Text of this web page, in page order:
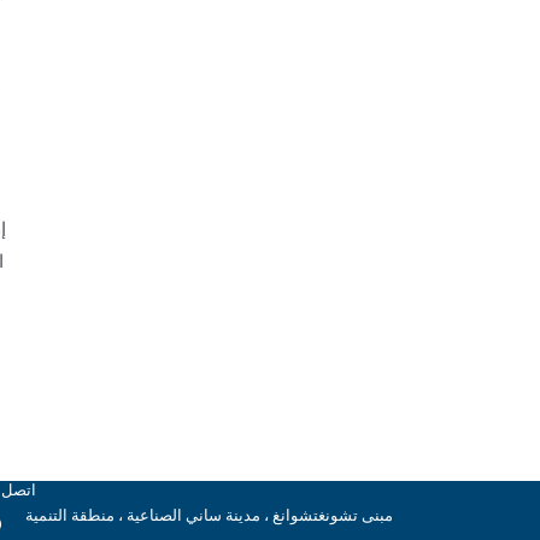
اتصل
مبنى تشونغتشوانغ ، مدينة ساني الصناعية ، منطقة التنمية